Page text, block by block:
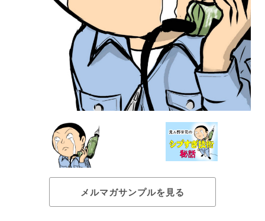
メルマガサンプルを見る